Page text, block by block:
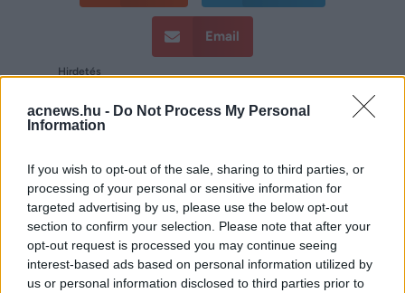
acnews.hu - Do Not Process My Personal
Information
If you wish to opt-out of the sale, sharing to third parties, or
processing of your personal or sensitive information for
targeted advertising by us, please use the below opt-out
section to confirm your selection. Please note that after your
opt-out request is processed you may continue seeing
interest-based ads based on personal information utilized by
us or personal information disclosed to third parties prior to
Email
Hirdetés